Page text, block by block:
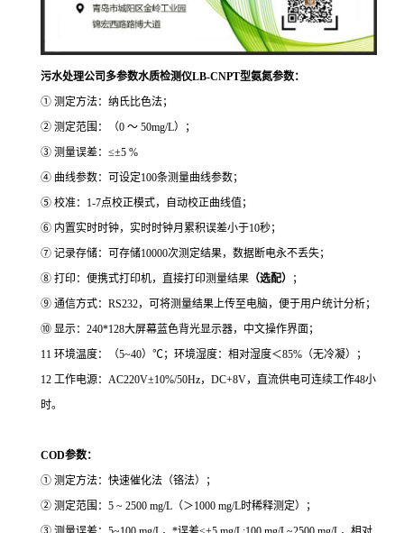
污水处理公司多参数水质检测仪LB-CNPT型氨氮参数：
① 测定方法：纳氏比色法；
② 测定范围：（0 ～ 50mg/L）；
③ 测量误差：≤±5 %
④ 曲线参数：可设定100条测量曲线参数；
⑤ 校准：1-7点校正模式，自动校正曲线值；
⑥ 内置实时时钟，实时时钟月累积误差小于10秒；
⑦ 记录存储：可存储10000次测定结果，数据断电永不丢失；
⑧ 打印：便携式打印机，直接打印测量结果 （选配）
；
⑨ 通信方式：RS232，可将测量结果上传至电脑，便于用户统计分析；
⑩ 显示：240*128大屏幕蓝色背光显示器，中文操作界面；
11 环境温度：（5~40）℃；环境湿度：相对湿度＜85%（无冷凝）；
12 工作电源：AC220V±10%/50Hz，DC+8V，直流供电可连续工作48小
时。
COD参数：
① 测定方法：快速催化法（铬法）；
② 测定范围：5 ~ 2500 mg/L（＞1000 mg/L时稀释测定）；